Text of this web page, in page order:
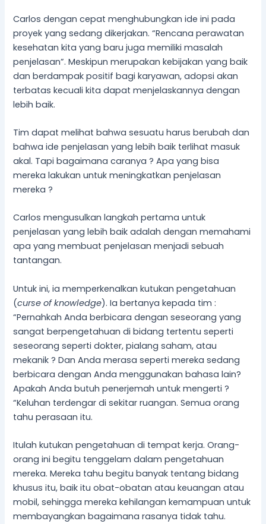
Carlos dengan cepat menghubungkan ide ini pada
proyek yang sedang dikerjakan. “Rencana perawatan
kesehatan kita yang baru juga memiliki masalah
penjelasan”. Meskipun merupakan kebijakan yang baik
dan berdampak positif bagi karyawan, adopsi akan
terbatas kecuali kita dapat menjelaskannya dengan
lebih baik.
Tim dapat melihat bahwa sesuatu harus berubah dan
bahwa ide penjelasan yang lebih baik terlihat masuk
akal. Tapi bagaimana caranya ? Apa yang bisa
mereka lakukan untuk meningkatkan penjelasan
mereka ?
Carlos mengusulkan langkah pertama untuk
penjelasan yang lebih baik adalah dengan memahami
apa yang membuat penjelasan menjadi sebuah
tantangan.
Untuk ini, ia memperkenalkan kutukan pengetahuan
(curse of knowledge). Ia bertanya kepada tim :
“Pernahkah Anda berbicara dengan seseorang yang
sangat berpengetahuan di bidang tertentu seperti
seseorang seperti dokter, pialang saham, atau
mekanik ? Dan Anda merasa seperti mereka sedang
berbicara dengan Anda menggunakan bahasa lain?
Apakah Anda butuh penerjemah untuk mengerti ?
“Keluhan terdengar di sekitar ruangan. Semua orang
tahu perasaan itu.
Itulah kutukan pengetahuan di tempat kerja. Orang-
orang ini begitu tenggelam dalam pengetahuan
mereka. Mereka tahu begitu banyak tentang bidang
khusus itu, baik itu obat-obatan atau keuangan atau
mobil, sehingga mereka kehilangan kemampuan untuk
membayangkan bagaimana rasanya tidak tahu.